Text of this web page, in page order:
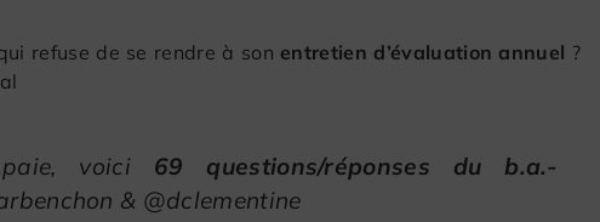
refuse de se rendre à son entretien d’évaluation annuel ?
voici 69 questions/réponses du b.a.-
& @dclementine